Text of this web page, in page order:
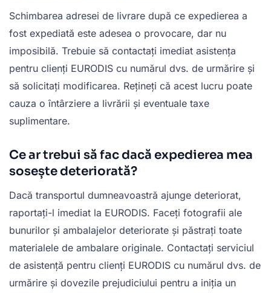
Schimbarea adresei de livrare după ce expedierea a
fost expediată este adesea o provocare, dar nu
imposibilă. Trebuie să contactați imediat asistența
pentru clienți EURODIS cu numărul dvs. de urmărire și
să solicitați modificarea. Rețineți că acest lucru poate
cauza o întârziere a livrării și eventuale taxe
suplimentare.
Ce ar trebui să fac dacă expedierea mea
sosește deteriorată?
Dacă transportul dumneavoastră ajunge deteriorat,
raportați-l imediat la EURODIS. Faceți fotografii ale
bunurilor și ambalajelor deteriorate și păstrați toate
materialele de ambalare originale. Contactați serviciul
de asistență pentru clienți EURODIS cu numărul dvs. de
urmărire și dovezile prejudiciului pentru a iniția un